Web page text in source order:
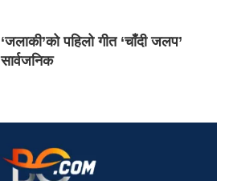
‘जलाकी’को पहिलो गीत ‘चाँदी जलप’
सार्वजनिक